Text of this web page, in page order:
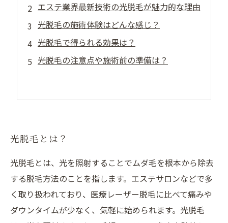
エステ業界最新技術の光脱毛が魅力的な理由
光脱毛の施術体験はどんな感じ？
光脱毛で得られる効果は？
光脱毛の注意点や施術前の準備は？
光脱毛とは？
光脱毛とは、光を照射することでムダ毛を根本から除去
する脱毛方法のことを指します。エステサロンなどで多
く取り扱われており、医療レーザー脱毛に比べて痛みや
ダウンタイムが少なく、気軽に始められます。光脱毛